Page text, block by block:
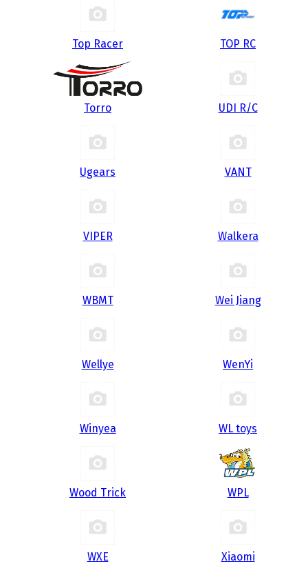
Top Racer TOP RC
Torro UDI R/С
Ugears VANT
VIPER Walkera
WBMT Wei Jiang
Wellye WenYi
Winyea WL toys
Wood Trick WPL
WXE Xiaomi